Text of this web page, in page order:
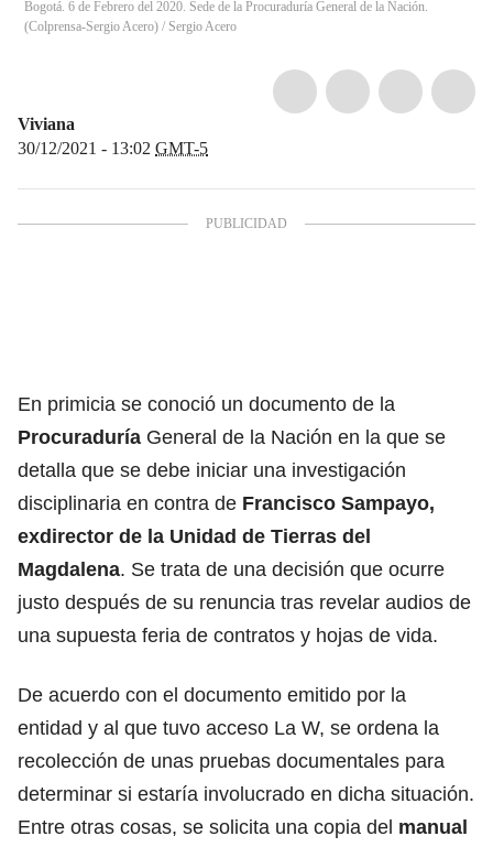
Bogotá. 6 de Febrero del 2020. Sede de la Procuraduría General de la Nación.
(Colprensa-Sergio Acero) / Sergio Acero
Viviana
30/12/2021 - 13:02 GMT-5
En primicia se conoció un documento de la
Procuraduría General de la Nación en la que se
detalla que se debe iniciar una investigación
disciplinaria en contra de Francisco Sampayo,
exdirector de la Unidad de Tierras del
Magdalena. Se trata de una decisión que ocurre
justo después de su renuncia tras revelar audios de
una supuesta feria de contratos y hojas de vida.
De acuerdo con el documento emitido por la
entidad y al que tuvo acceso La W, se ordena la
recolección de unas pruebas documentales para
determinar si estaría involucrado en dicha situación.
Entre otras cosas, se solicita una copia del manual